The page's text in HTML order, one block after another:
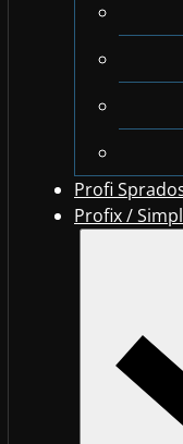
Profi
Profix /